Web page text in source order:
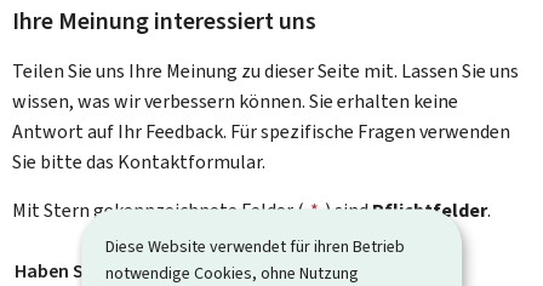
Diese Website verwendet für ihren Betrieb
notwendige Cookies, ohne Nutzung
Ihre Meinung interessiert uns
Teilen Sie uns Ihre Meinung zu dieser Seite mit. Lassen Sie uns
wissen, was wir verbessern können. Sie erhalten keine
Antwort auf Ihr Feedback. Für spezifische Fragen verwenden
Sie bitte das Kontaktformular.
Mit Stern gekennzeichnete Felder ( * ) sindPflichtfelder.
Haben Sie gefunden, wonach Sie gesucht haben?